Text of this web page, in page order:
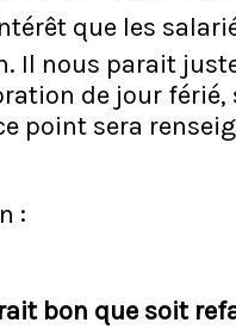
que les
Il nous parait
de jour
point sera
:
bon que soit